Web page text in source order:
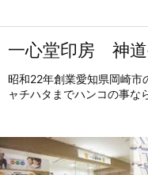
一心堂印房 神
昭和22年創業愛知県岡崎市
ャチハタまでハンコの事な